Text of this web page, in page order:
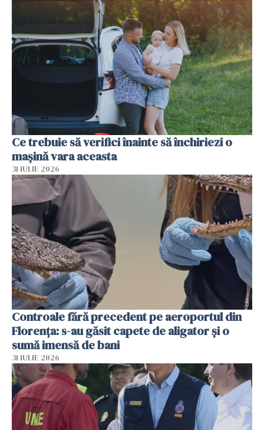
Ce trebuie să verifici înainte să închiriezi o
mașină vara aceasta
31 IULIE 2026
Controale fără precedent pe aeroportul din
Florența: s-au găsit capete de aligator și o
sumă imensă de bani
31 IULIE 2026